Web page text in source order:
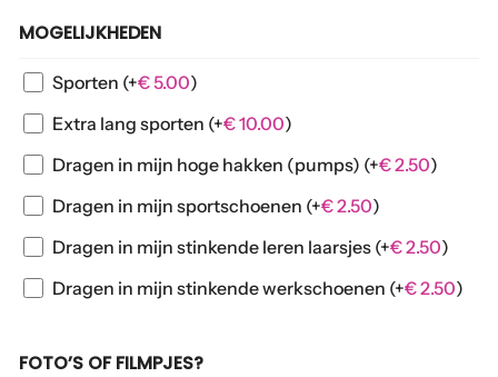
MOGELIJKHEDEN
Sporten (+€5.00)
Extra lang sporten (+€10.00)
Dragen in mijn hoge hakken (pumps) (+€2.50)
Dragen in mijn sportschoenen (+€2.50)
Dragen in mijn stinkende leren laarsjes (+€2.50)
Dragen in mijn stinkende werkschoenen (+€2.50)
FOTO’S OF FILMPJES?